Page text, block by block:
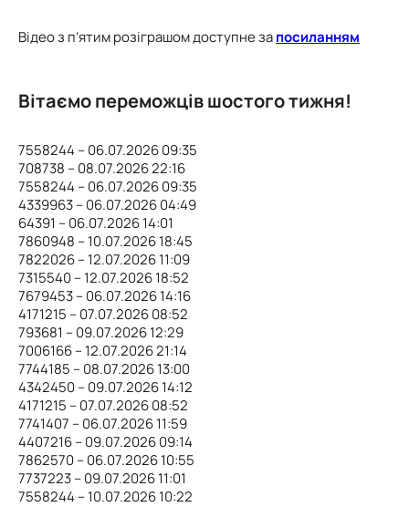
Відео з п’ятим розіграшом доступне запосиланням
Вітаємо переможців шостого тижня!
7558244 – 06.07.2026 09:35
708738 – 08.07.2026 22:16
7558244 – 06.07.2026 09:35
4339963 – 06.07.2026 04:49
64391 – 06.07.2026 14:01
7860948 – 10.07.2026 18:45
7822026 – 12.07.2026 11:09
7315540 – 12.07.2026 18:52
7679453 – 06.07.2026 14:16
4171215 – 07.07.2026 08:52
793681 – 09.07.2026 12:29
7006166 – 12.07.2026 21:14
7744185 – 08.07.2026 13:00
4342450 – 09.07.2026 14:12
4171215 – 07.07.2026 08:52
7741407 – 06.07.2026 11:59
4407216 – 09.07.2026 09:14
7862570 – 06.07.2026 10:55
7737223 – 09.07.2026 11:01
7558244 – 10.07.2026 10:22